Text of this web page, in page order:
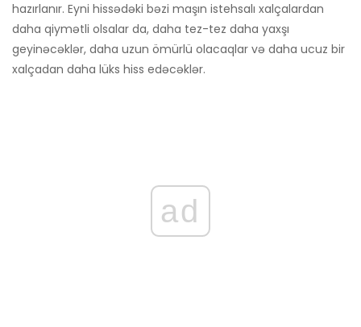
hazırlanır. Eyni hissədəki bəzi maşın istehsalı xalçalardan
daha qiymətli olsalar da, daha tez-tez daha yaxşı
geyinəcəklər, daha uzun ömürlü olacaqlar və daha ucuz bir
xalçadan daha lüks hiss edəcəklər.
ad